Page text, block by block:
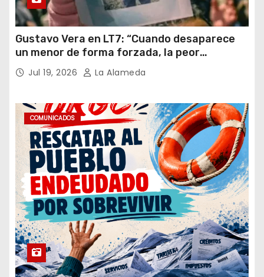
Gustavo Vera en LT7: “Cuando desaparece
un menor de forma forzada, la peor
hipótesis es trata, y así debe seguir
caratulado el caso Loan”
Jul 19, 2026 La Alameda
COMUNICADOS